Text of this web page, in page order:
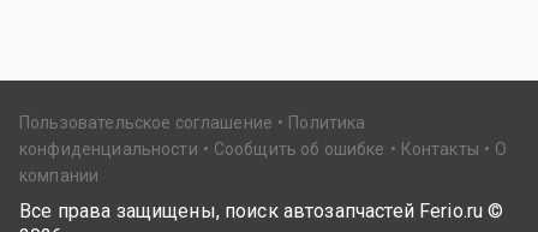
Пользовательское соглашение
Политика
конфиденциальности
Сообщить об ошибке Контакты
О
компании
Все права защищены, поиск автозапчастей Ferio.ru ©